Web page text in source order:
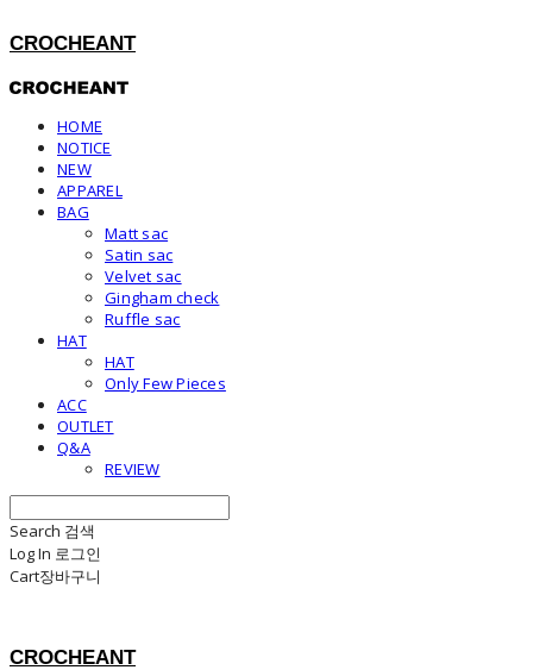
CROCHEANT
HOME
NOTICE
NEW
APPAREL
BAG
Matt sac
Satin sac
Velvet sac
Gingham check
Ruffle sac
HAT
HAT
Only Few Pieces
ACC
OUTLET
Q&A
REVIEW
Search 검색
Log In 로그인
Cart장바구니
CROCHEANT